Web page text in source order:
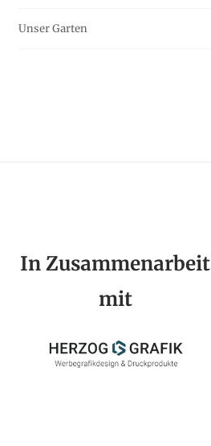
Unser Garten
In Zusammenarbeit
mit